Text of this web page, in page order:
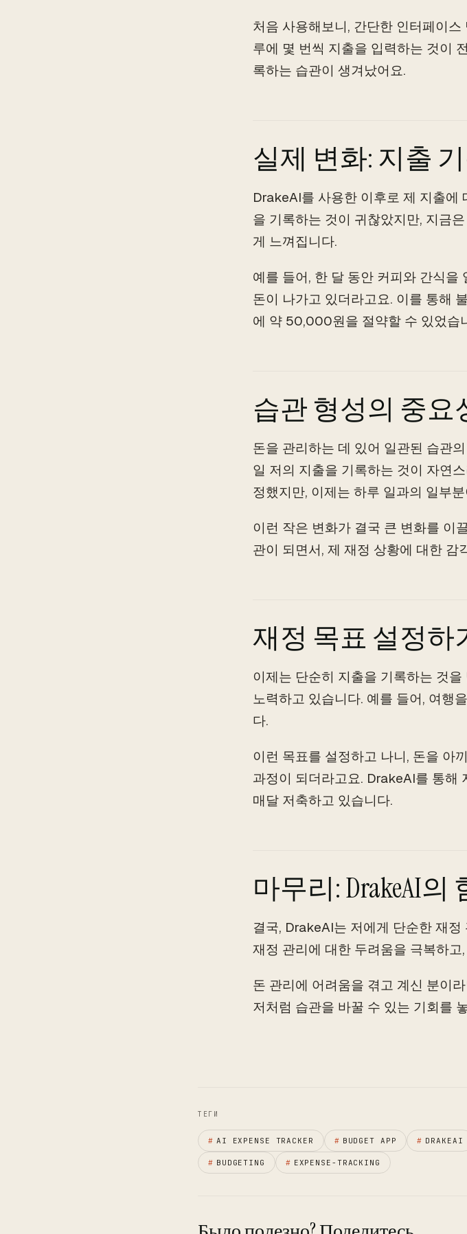
처음 사용해보니, 간단한 인터페이
루에 몇 번씩 지출을 입력하는 것이
록하는 습관이 생겨났어요.
실제 변화: 지출
DrakeAI를 사용한 이후로 제 지출에
을 기록하는 것이 귀찮았지만, 지금
게 느껴집니다.
예를 들어, 한 달 동안 커피와 간식
돈이 나가고 있더라고요. 이를 통해
에 약 50,000원을 절약할 수 있었습
습관 형성의 중요
돈을 관리하는 데 있어 일관된 습관
일 저의 지출을 기록하는 것이 자연
정했지만, 이제는 하루 일과의 일부
이런 작은 변화가 결국 큰 변화를 이
관이 되면서, 제 재정 상황에 대한 감
재정 목표 설정하
이제는 단순히 지출을 기록하는 것
노력하고 있습니다. 예를 들어, 여행
다.
이런 목표를 설정하고 나니, 돈을 아
과정이 되더라고요. DrakeAI를 통해
매달 저축하고 있습니다.
마무리: DrakeAI의
결국, DrakeAI는 저에게 단순한 재
재정 관리에 대한 두려움을 극복하
돈 관리에 어려움을 겪고 계신 분이
저처럼 습관을 바꿀 수 있는 기회를
ТЕГИ
# AI EXPENSE TRACKER # BUDGET APP # DRAKEAI
# BUDGETING # EXPENSE-TRACKING